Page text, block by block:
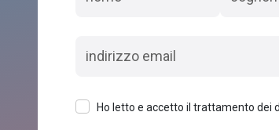
Ho letto e accetto il trattamento dei